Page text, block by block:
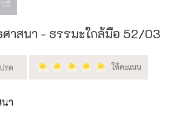
าสนา - ธรรมะใกล้มือ 52/03
า